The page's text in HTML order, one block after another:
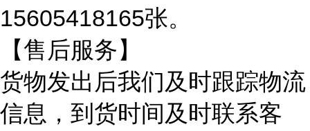
15605418165张。
【售后服务】
货物发出后我们及时跟踪物流
信息，到货时间及时联系客